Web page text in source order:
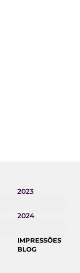
2023
2024
IMPRESSÕES
BLOG